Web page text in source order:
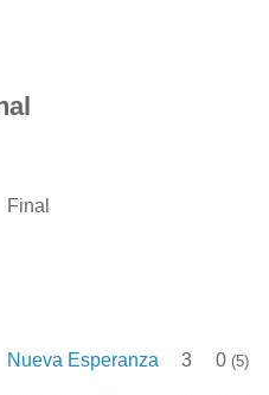
Final
Nueva Esperanza 3 0 (5)